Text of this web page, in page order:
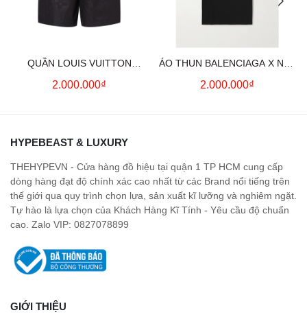
QUẦN LOUIS VUITTON
MONOGRAM MOIRE
2.000.000₫
ÁO THUN BALENCIAGA X NBA
LOGO COTTON JERSEY T-
2.000.000₫
HYPEBEAST & LUXURY
THEHYPEVN - Cửa hàng đồ hiệu tại quận 1 TP HCM cung cấp
dòng hàng đạt độ chính xác cao nhất từ các Brand nổi tiếng trên
thế giới qua quy trình chọn lựa, sản xuất kĩ lưỡng và nghiêm ngặt.
Tự hào là lựa chọn của Khách Hàng Kĩ Tính - Yêu cầu độ chuẩn
cao. Zalo VIP: 0827078899
GIỚI THIỆU